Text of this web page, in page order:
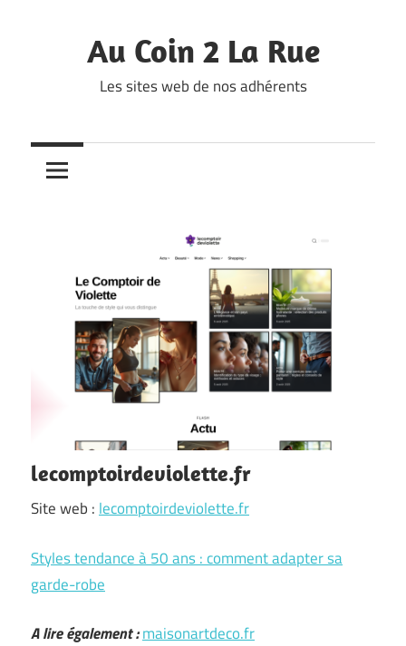
Au Coin 2 La Rue
Les sites web de nos adhérents
lecomptoirdeviolette.fr
Site web : lecomptoirdeviolette.fr
Styles tendance à 50 ans : comment adapter sa
garde-robe
A lire également :maisonartdeco.fr